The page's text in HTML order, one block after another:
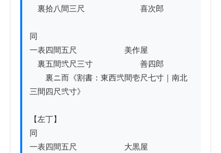
裏拾八間三尺　　　　　　　喜次郎
同
一表四間五尺　　　　　　美作屋
裏五間弐尺三寸　　　　　　善四郎
裏ニ而《割書：東西弐間壱尺七寸｜南北
三間四尺弐寸》
【左丁】
同
一表四間五尺　　　　　　大黒屋